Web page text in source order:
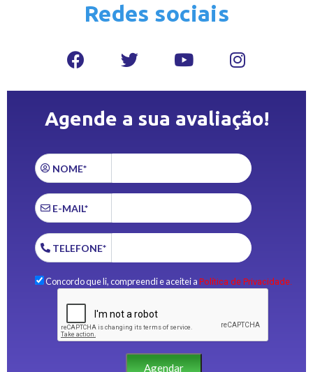
Redes sociais
Agende a sua avaliação!
NOME*
E-MAIL*
TELEFONE*
Concordo que li, compreendi e aceitei a Política de Privacidade.
Agendar